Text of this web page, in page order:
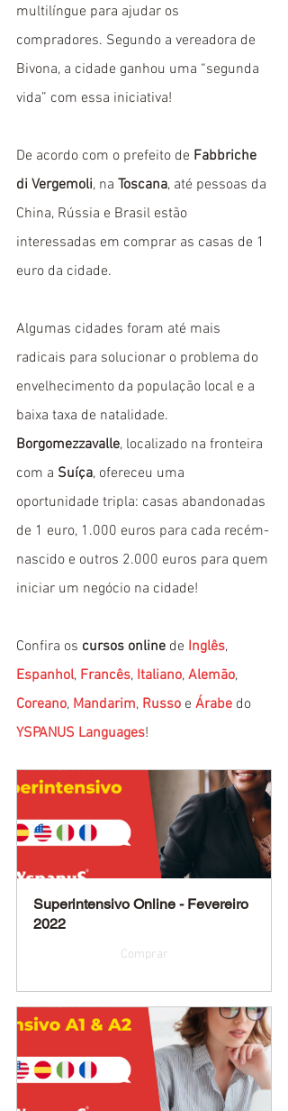
multilíngue para ajudar os
compradores. Segundo a vereadora de
Bivona, a cidade ganhou uma “segunda
vida” com essa iniciativa!
De acordo com o prefeito de Fabbriche
di Vergemoli, na Toscana, até pessoas da
China, Rússia e Brasil estão
interessadas em comprar as casas de 1
euro da cidade.
Algumas cidades foram até mais
radicais para solucionar o problema do
envelhecimento da população local e a
baixa taxa de natalidade.
Borgomezzavalle, localizado na fronteira
com a Suíça, ofereceu uma
oportunidade tripla: casas abandonadas
de 1 euro, 1.000 euros para cada recém-
nascido e outros 2.000 euros para quem
iniciar um negócio na cidade!
Confira os cursos online de Inglês,
Espanhol, Francês, Italiano, Alemão,
Coreano, Mandarim, Russo e Árabe do
YSPANUS Languages!
Superintensivo Online - Fevereiro
2022
Comprar